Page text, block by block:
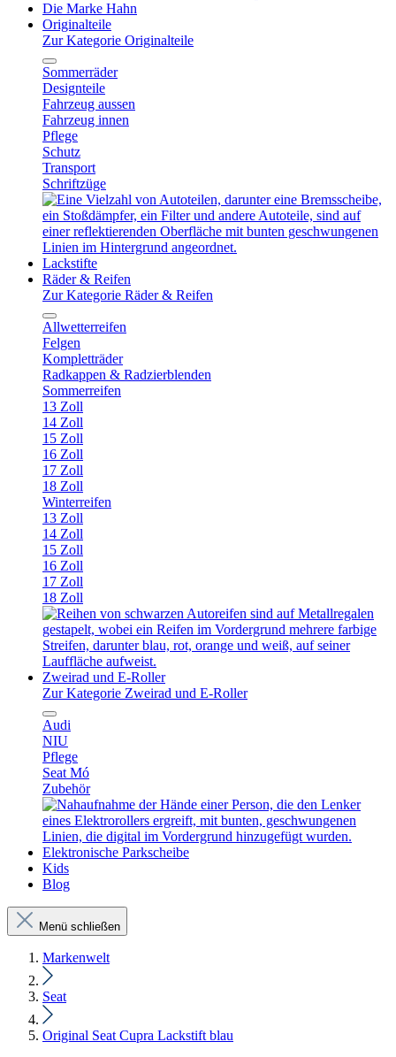
Die Marke Hahn
Originalteile
Zur Kategorie Originalteile
Sommerräder
Designteile
Fahrzeug aussen
Fahrzeug innen
Pflege
Schutz
Transport
Schriftzüge
Lackstifte
Räder & Reifen
Zur Kategorie Räder & Reifen
Allwetterreifen
Felgen
Kompletträder
Radkappen & Radzierblenden
Sommerreifen
13 Zoll
14 Zoll
15 Zoll
16 Zoll
17 Zoll
18 Zoll
Winterreifen
13 Zoll
14 Zoll
15 Zoll
16 Zoll
17 Zoll
18 Zoll
Zweirad und E-Roller
Zur Kategorie Zweirad und E-Roller
Audi
NIU
Pflege
Seat Mó
Zubehör
Elektronische Parkscheibe
Kids
Blog
Menü schließen
Markenwelt
Seat
Original Seat Cupra Lackstift blau